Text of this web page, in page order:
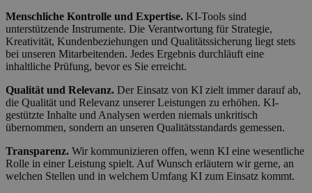
Menschliche Kontrolle und Expertise. KI-Tools sind
unterstützende Instrumente. Die Verantwortung für Strategie,
Kreativität, Kundenbeziehungen und Qualitätssicherung liegt stets
bei unseren Mitarbeitenden. Jedes Ergebnis durchläuft eine
inhaltliche Prüfung, bevor es Sie erreicht.
Qualität und Relevanz. Der Einsatz von KI zielt immer darauf ab,
die Qualität und Relevanz unserer Leistungen zu erhöhen. KI-
gestützte Inhalte und Analysen werden niemals unkritisch
übernommen, sondern an unseren Qualitätsstandards gemessen.
Transparenz. Wir kommunizieren offen, wenn KI eine wesentliche
Rolle in einer Leistung spielt. Auf Wunsch erläutern wir gerne, an
welchen Stellen und in welchem Umfang KI zum Einsatz kommt.